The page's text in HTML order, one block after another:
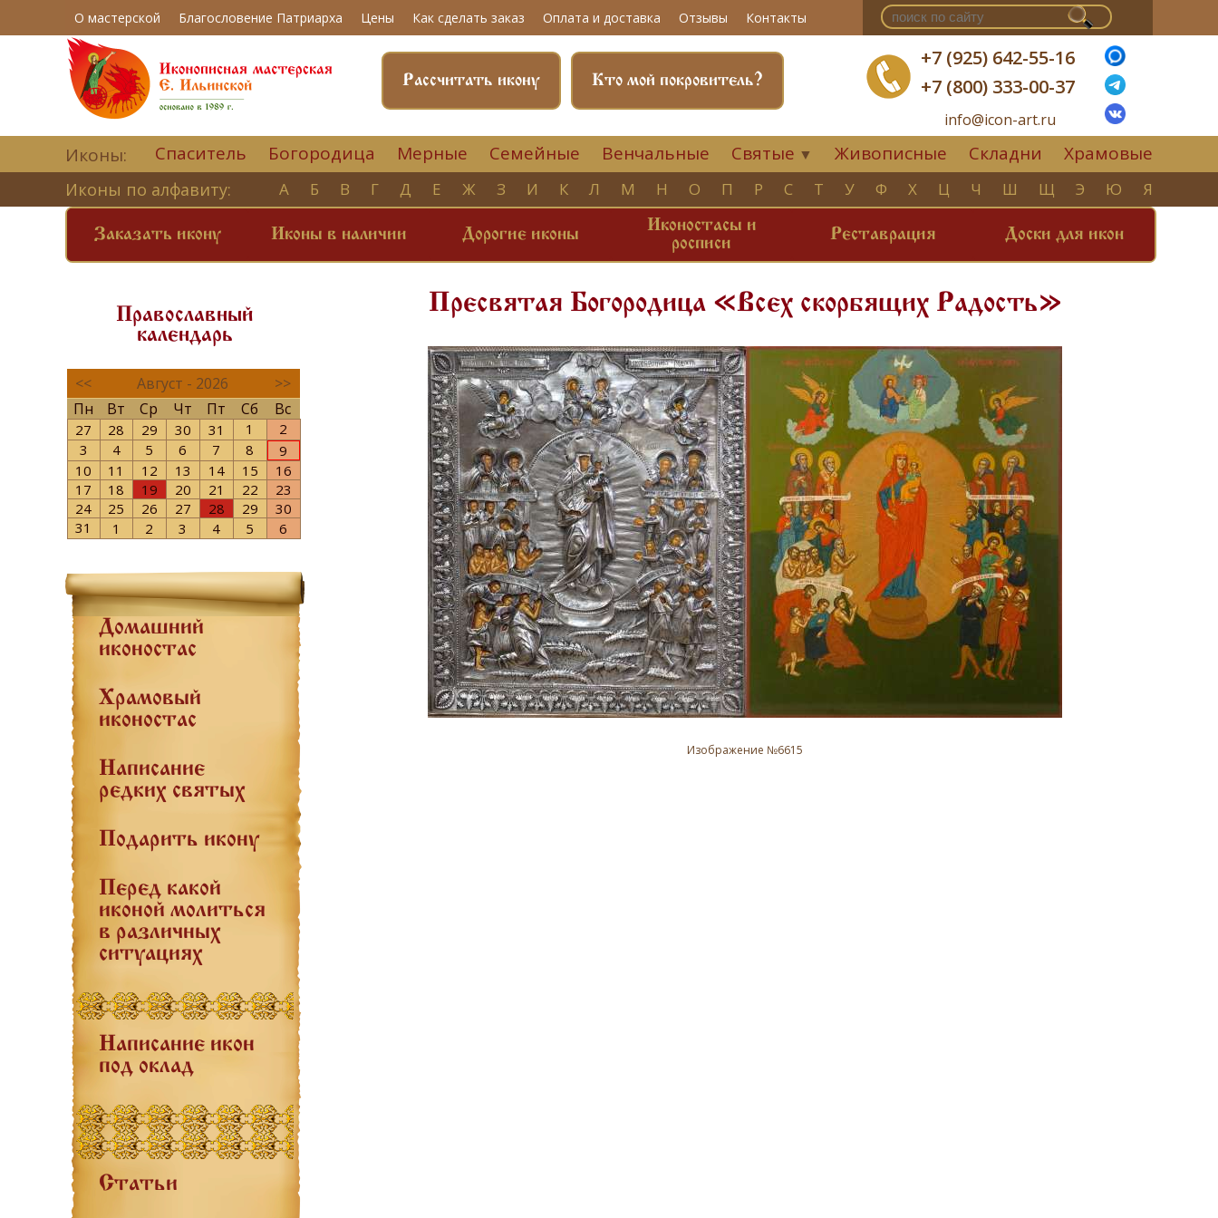
О мастерской Благословение Патриарха Цены Как сделать заказ Оплата и доставка Отзывы Контакты
+7 (925) 642-55-16
+7 (800) 333-00-37
info@icon-art.ru
Кто мой покровитель?
Рассчитать икону
Иконы: Спаситель Богородица Мерные Семейные Венчальные Святые ▼ Живописные Складни Храмовые
Иконы по алфавиту: А Б В Г Д Е Ж З И К Л М Н О П Р С Т У Ф Х Ц Ч Ш Щ Э Ю Я
Заказать икону Иконы в наличии Дорогие иконы
Иконостасы и
росписи
Реставрация Доски для икон
Православный
календарь
<< Август - 2026
>>
Пн
Вт Ср Чт Пт Сб Вс
27 28 29 30 31 1
2
3
4 5 6 7 8
9
10
11 12 13 14 15
16
17
18 19 20 21 22
23
24
25 26 27 28 29
30
31
1 2 3 4 5 6
Домашний
иконостас
Храмовый
иконостас
Написание
редких святых
Подарить икону
Перед какой
иконой молиться
в различных
ситуациях
Написание икон
под оклад
Статьи
Пресвятая Богородица «Всех скорбящих Радость»
Изображение №6615